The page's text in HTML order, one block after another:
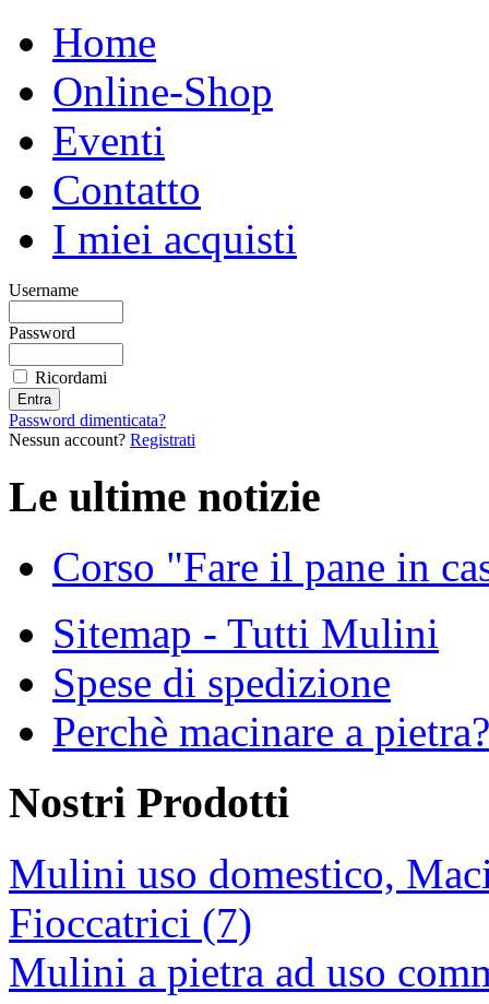
Home
Online-Shop
Eventi
Contatto
I miei acquisti
Username
Password
Ricordami
Password dimenticata?
Nessun account? Registrati
Le ultime notizie
Corso "Fare il pane in
Sitemap - Tutti Mulini
Spese di spedizione
Perchè macinare a pietra?
Nostri Prodotti
Mulini uso domestico,
Fioccatrici (7)
Mulini a pietra ad uso